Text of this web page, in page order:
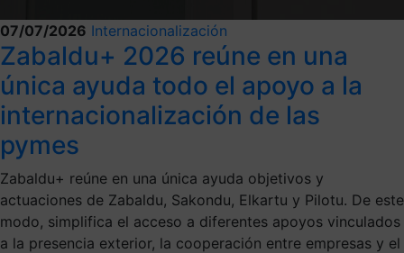
07/07/2026 Internacionalización
Zabaldu+ 2026 reúne en una
única ayuda todo el apoyo a la
internacionalización de las
pymes
Zabaldu+ reúne en una única ayuda objetivos y
actuaciones de Zabaldu, Sakondu, Elkartu y Pilotu. De este
modo, simplifica el acceso a diferentes apoyos vinculados
a la presencia exterior, la cooperación entre empresas y el